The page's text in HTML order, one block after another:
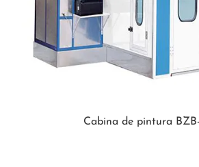
Cabina de pintura